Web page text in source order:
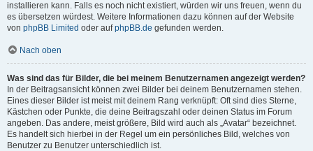
installieren kann. Falls es noch nicht existiert, würden wir uns freuen, wenn du
es übersetzen würdest. Weitere Informationen dazu können auf der Website
von phpBB Limited oder aufphpBB.de gefunden werden.
Nach oben
Was sind das für Bilder, die bei meinem Benutzernamen angezeigt werden?
In der Beitragsansicht können zwei Bilder bei deinem Benutzernamen stehen.
Eines dieser Bilder ist meist mit deinem Rang verknüpft: Oft sind dies Sterne,
Kästchen oder Punkte, die deine Beitragszahl oder deinen Status im Forum
angeben. Das andere, meist größere, Bild wird auch als „Avatar“ bezeichnet.
Es handelt sich hierbei in der Regel um ein persönliches Bild, welches von
Benutzer zu Benutzer unterschiedlich ist.